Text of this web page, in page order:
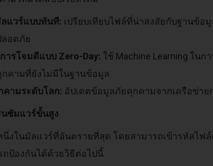
แวร์แบบทันที: เปรียบเทียบไฟล์ที่น่าสงสัยกับฐานข้อ
อดภัย
ารโจมตีแบบ Zero-Day: ใช้ Machine Learning ใน
คามที่ยังไม่มีในฐานข้อมูล
ามระดับโลก: อัปเดตข้อมูลภัยคุกคามจากเครือข่าย
ซัมแวร์ขั้นสูง
งในมัลแวร์ที่อันตรายที่สุด โดยสามารถเข้ารหัสไฟล์
ถป้องกันได้ด้วยวิธีต่อไปนี้